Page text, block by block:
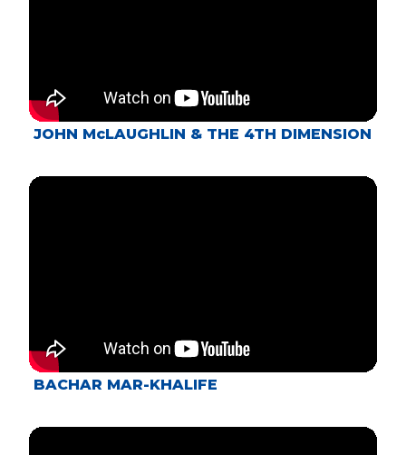
JOHN McLAUGHLIN & THE 4TH DIMENSION
BACHAR MAR-KHALIFE